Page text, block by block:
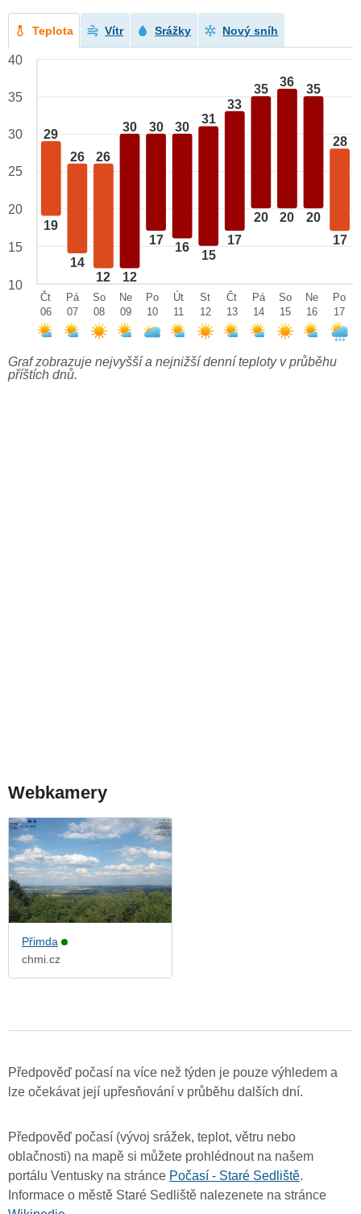
Teplota Vítr Srážky Nový sníh
29
19
26
14
26
12
30
12
30
17
30
16
31
15
33
17
35
20
36
20
35
20
28
17
40
35
30
25
20
15
10
Čt
06
Pá
07
So
08
Ne
09
Po
10
Út
11
St
12
Čt
13
Pá
14
So
15
Ne
16
Po
17
Graf zobrazuje nejvyšší a nejnižší denní teploty v průběhu
příštích dnů.
Webkamery
Přimda
chmi.cz
Předpověď počasí na více než týden je pouze výhledem a
lze očekávat její upřesňování v průběhu dalších dní.
Předpověď počasí (vývoj srážek, teplot, větru nebo
oblačnosti) na mapě si můžete prohlédnout na našem
portálu Ventusky na stránce Počasí - Staré Sedliště.
Informace o městě Staré Sedliště nalezenete na stránce